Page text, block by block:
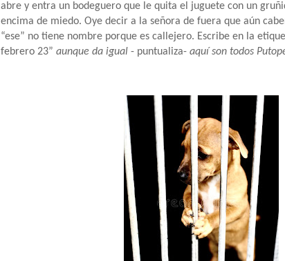
abre y entra un bodeguero que le quita el juguete con un
encima de miedo. Oye decir a la señora de fuera que aún
“ese” no tiene nombre porque es callejero. Escribe en la
febrero 23” aunque da igual - puntualiza- aquí son todos